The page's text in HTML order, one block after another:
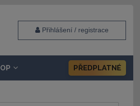
Přihlášení / registrace
PŘEDPLATNÉ